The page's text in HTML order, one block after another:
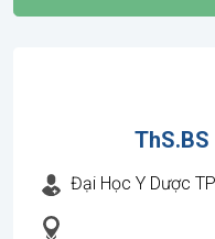
Đại Học Y Dược